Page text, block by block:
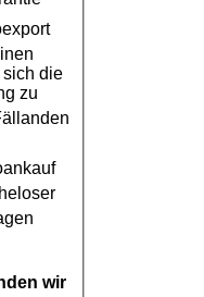
die
zu
wir